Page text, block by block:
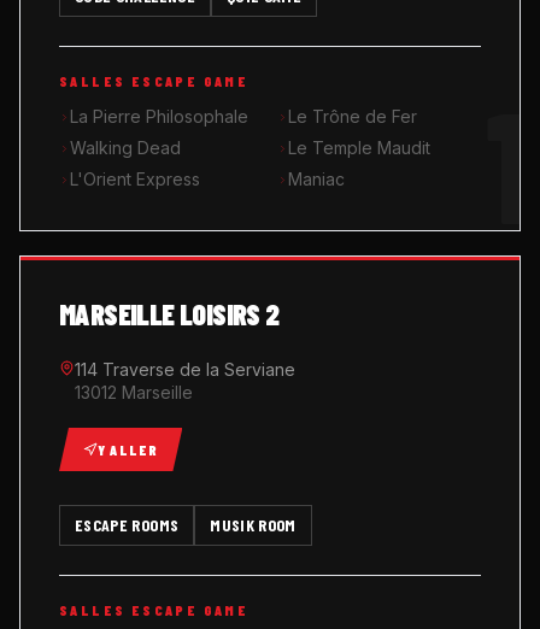
MUSIK ROOM KARAOKÉ
QUIZ GAME
SALLES ESCAPE GAME
La Pierre Philosophale
Le Trône de Fer
Walking Dead
Le Temple Maudit
L'Orient Express
Maniac
MARSEILLE LOISIRS 2
114 Traverse de la Serviane
13012 Marseille
Y ALLER
ESCAPE ROOMS MUSIK ROOM
SALLES ESCAPE GAME